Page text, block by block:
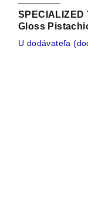
SPECIALIZED
Gloss
U dodávateľa